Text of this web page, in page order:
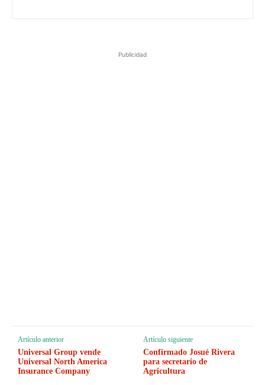
Publicidad
Artículo anterior
Universal Group vende
Universal North America
Insurance Company
Artículo siguiente
Confirmado Josué Rivera
para secretario de
Agricultura